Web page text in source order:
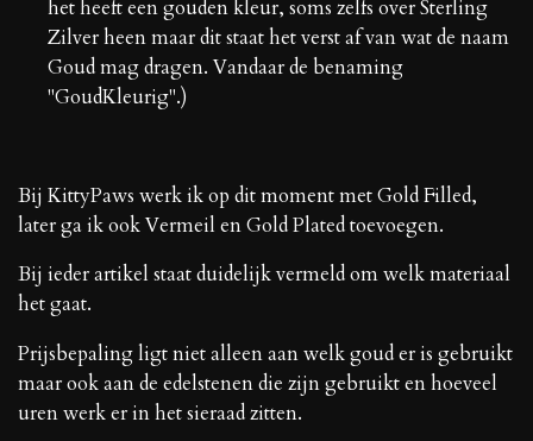
het heeft een gouden kleur, soms zelfs over Sterling
Zilver heen maar dit staat het verst af van wat de naam
Goud mag dragen. Vandaar de benaming
"GoudKleurig".)
Bij KittyPaws werk ik op dit moment met Gold Filled,
later ga ik ook Vermeil en Gold Plated toevoegen.
Bij ieder artikel staat duidelijk vermeld om welk materiaal
het gaat.
Prijsbepaling ligt niet alleen aan welk goud er is gebruikt
maar ook aan de edelstenen die zijn gebruikt en hoeveel
uren werk er in het sieraad zitten.